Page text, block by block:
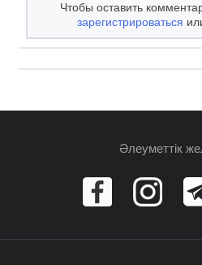
Чтобы оставить
зарегистрироваться
Әлеуметтік